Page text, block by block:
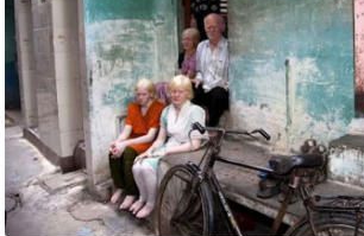
मी
क्षा
र्म
ज्यो
ति
ष